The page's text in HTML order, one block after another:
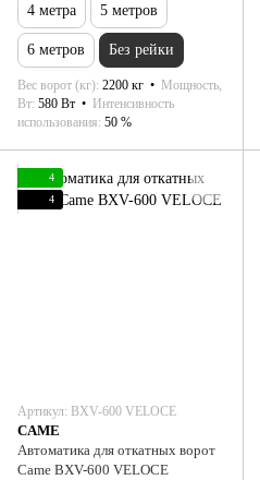
4 метра 5 метров
6 метров Без рейки
Вес ворот (кг) 2200 кг
Мощность,
Вт 580 Вт
Интенсивность
использования 50 %
4
4
Артикул: BXV-600 VELOCE
CAME
Автоматика для откатных ворот
Came BXV-600 VELOCE